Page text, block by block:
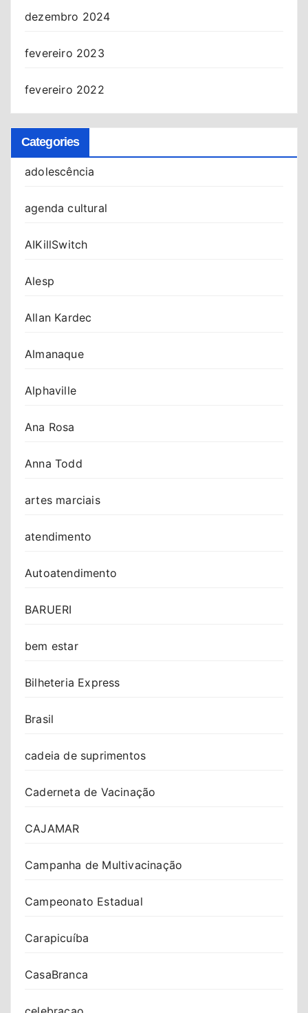
dezembro 2024
fevereiro 2023
fevereiro 2022
Categories
adolescência
agenda cultural
AIKillSwitch
Alesp
Allan Kardec
Almanaque
Alphaville
Ana Rosa
Anna Todd
artes marciais
atendimento
Autoatendimento
BARUERI
bem estar
Bilheteria Express
Brasil
cadeia de suprimentos
Caderneta de Vacinação
CAJAMAR
Campanha de Multivacinação
Campeonato Estadual
Carapicuíba
CasaBranca